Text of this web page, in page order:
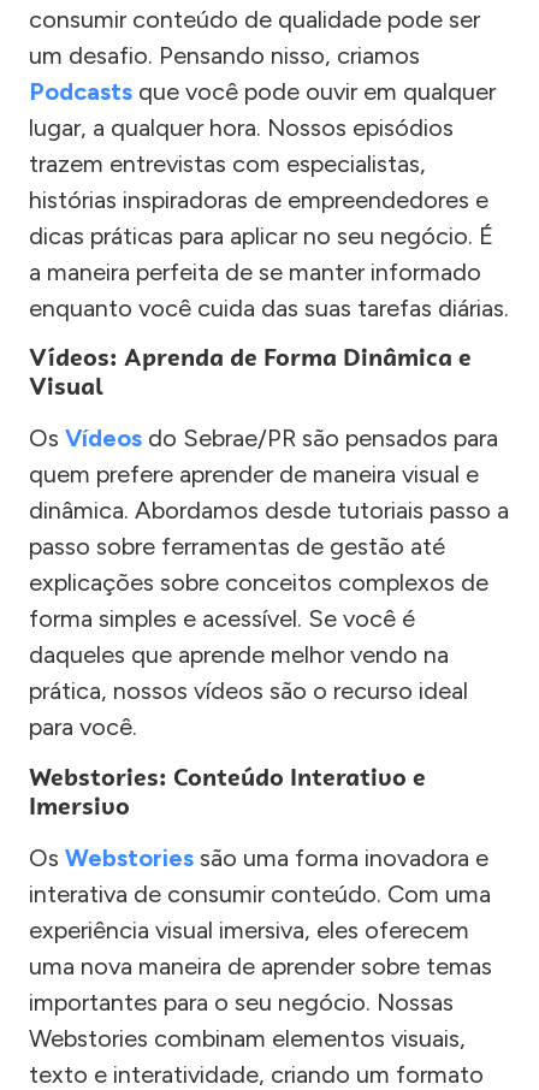
consumir conteúdo de qualidade pode ser
um desafio. Pensando nisso, criamos
Podcasts que você pode ouvir em qualquer
lugar, a qualquer hora. Nossos episódios
trazem entrevistas com especialistas,
histórias inspiradoras de empreendedores e
dicas práticas para aplicar no seu negócio. É
a maneira perfeita de se manter informado
enquanto você cuida das suas tarefas diárias.
Vídeos: Aprenda de Forma Dinâmica e
Visual
Os Vídeos do Sebrae/PR são pensados para
quem prefere aprender de maneira visual e
dinâmica. Abordamos desde tutoriais passo a
passo sobre ferramentas de gestão até
explicações sobre conceitos complexos de
forma simples e acessível. Se você é
daqueles que aprende melhor vendo na
prática, nossos vídeos são o recurso ideal
para você.
Webstories: Conteúdo Interativo e
Imersivo
Os Webstories são uma forma inovadora e
interativa de consumir conteúdo. Com uma
experiência visual imersiva, eles oferecem
uma nova maneira de aprender sobre temas
importantes para o seu negócio. Nossas
Webstories combinam elementos visuais,
texto e interatividade, criando um formato